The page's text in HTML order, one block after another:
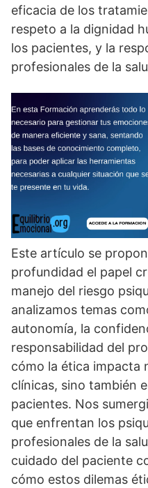
eficacia de los
respeto a la dignidad
los pacientes, y la
profesionales de la
Este artí­culo se
profundidad el papel
manejo del riesgo
analizamos temas
autonomí­a, la
responsabilidad del
cómo la ética impacta
clí­nicas, sino también
pacientes. Nos
que enfrentan los
profesionales de la
cuidado del paciente
cómo estos dilemas